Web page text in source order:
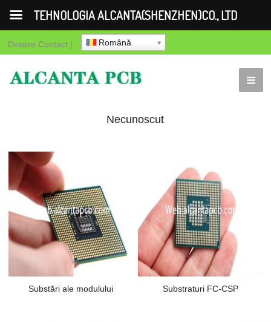
Despre Contact | Română
Necunoscut
Substări ale modulului Substraturi FC-CSP
TEHNOLOGIA ALCANTA(SHENZHEN)CO., LTD